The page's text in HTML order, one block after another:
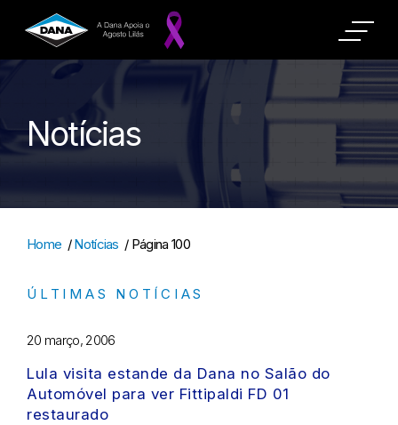
Notícias
Home /Notícias / Página 100
ÚLTIMAS NOTÍCIAS
20 março, 2006
Lula visita estande da Dana no Salão do
Automóvel para ver Fittipaldi FD 01
restaurado